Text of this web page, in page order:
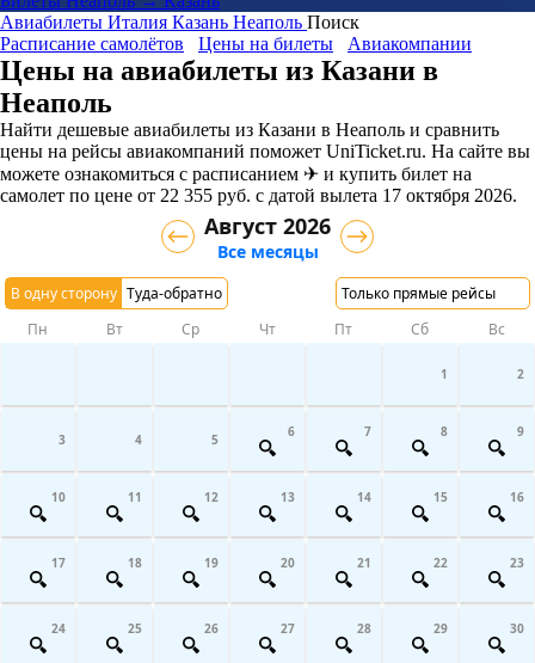
Авиабилеты Италия Казань Неаполь Поиск
Расписание самолётов
Цены на билеты Авиакомпании
Цены на авиабилеты из Казани в
Неаполь
Найти дешевые авиабилеты из Казани в Неаполь и сравнить
цены на рейсы авиакомпаний поможет UniTicket.ru. На сайте вы
можете ознакомиться с расписанием ✈ и купить билет на
самолет по цене от 22 355 руб. с датой вылета 17 октября 2026.
В одну сторону Туда-обратно Только прямые рейсы
Август 2026
Все месяцы
Пн Вт Ср Чт Пт Сб Вс
1 2
3 4 5 6 7 8 9
10 11 12 13 14 15 16
17 18 19 20 21 22 23
24 25 26 27 28 29 30